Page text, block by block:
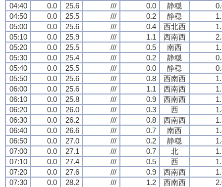
04:40
0.0 25.6 /// 0.0 静穏
04:50
0.0 25.5 /// 0.2 静穏
05:00
0.0 25.6 /// 0.4 西北西
05:10
0.0 25.9 /// 1.1 西南西
05:20
0.0 25.5 /// 0.5 南西
05:30
0.0 25.4 /// 0.2 静穏
05:40
0.0 25.5 /// 0.0 静穏
05:50
0.0 25.6 /// 0.8 西南西
06:00
0.0 25.6 /// 1.1 西南西
06:10
0.0 25.8 /// 0.9 西南西
06:20
0.0 26.0 /// 0.3 西
06:30
0.0 26.2 /// 0.8 西南西
06:40
0.0 26.6 /// 0.7 南西
06:50
0.0 27.0 /// 0.2 静穏
07:00
0.0 27.1 /// 0.7 北
07:10
0.0 27.4 /// 0.5 西
07:20
0.0 27.6 /// 0.9 西南西
07:30
0.0 28.2 /// 1.2 西南西